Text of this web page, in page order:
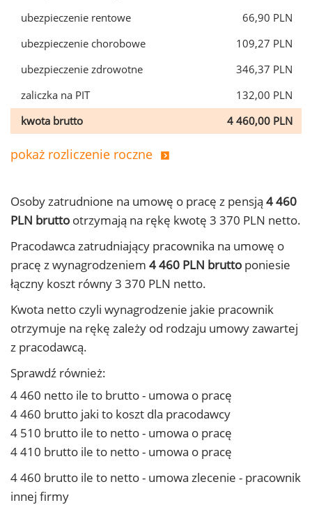
ubezpieczenie rentowe
66,90 PLN
ubezpieczenie chorobowe
109,27 PLN
ubezpieczenie zdrowotne
346,37 PLN
zaliczka na PIT
132,00 PLN
kwota brutto
4 460,00 PLN
pokaż rozliczenie roczne
Osoby zatrudnione na umowę o pracę z pensją 4 460
PLN brutto otrzymają na rękę kwotę 3 370 PLN netto.
Pracodawca zatrudniający pracownika na umowę o
pracę z wynagrodzeniem 4 460 PLN brutto poniesie
łączny koszt równy 3 370 PLN netto.
Kwota netto czyli wynagrodzenie jakie pracownik
otrzymuje na rękę zależy od rodzaju umowy zawartej
z pracodawcą.
Sprawdź również:
4 460 netto ile to brutto - umowa o pracę
4 460 brutto jaki to koszt dla pracodawcy
4 510 brutto ile to netto - umowa o pracę
4 410 brutto ile to netto - umowa o pracę
4 460 brutto ile to netto - umowa zlecenie - pracownik
innej firmy